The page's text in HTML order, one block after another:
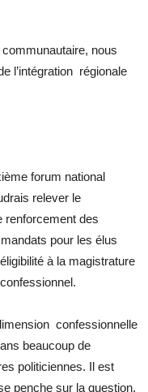
nous
l’intégration régionale
forum national
relever le
renforcement des
pour les élus
à la magistrature
confessionnelle
beaucoup de
politiciennes. Il est
penche sur la question.